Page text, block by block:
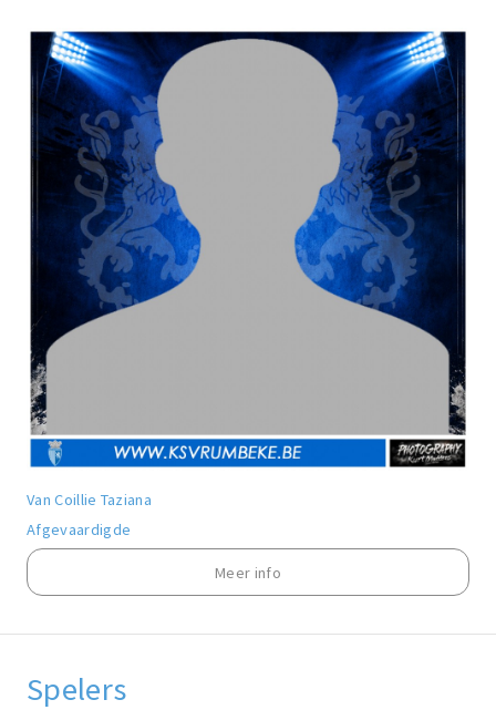
Van Coillie Taziana
Afgevaardigde
Meer info
Spelers